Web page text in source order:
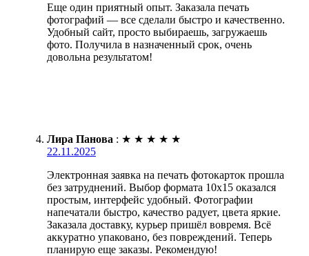
Еще один приятный опыт. Заказала печать
фотографий — все сделали быстро и качественно.
Удобный сайт, просто выбираешь, загружаешь
фото. Получила в назначенный срок, очень
довольна результатом!
Лира Панова : ★ ★ ★ ★ ★
22.11.2025
Электронная заявка на печать фотокарток прошла
без затруднений. Выбор формата 10х15 оказался
простым, интерфейс удобный. Фотографии
напечатали быстро, качество радует, цвета яркие.
Заказала доставку, курьер пришёл вовремя. Всё
аккуратно упаковано, без повреждений. Теперь
планирую еще заказы. Рекомендую!